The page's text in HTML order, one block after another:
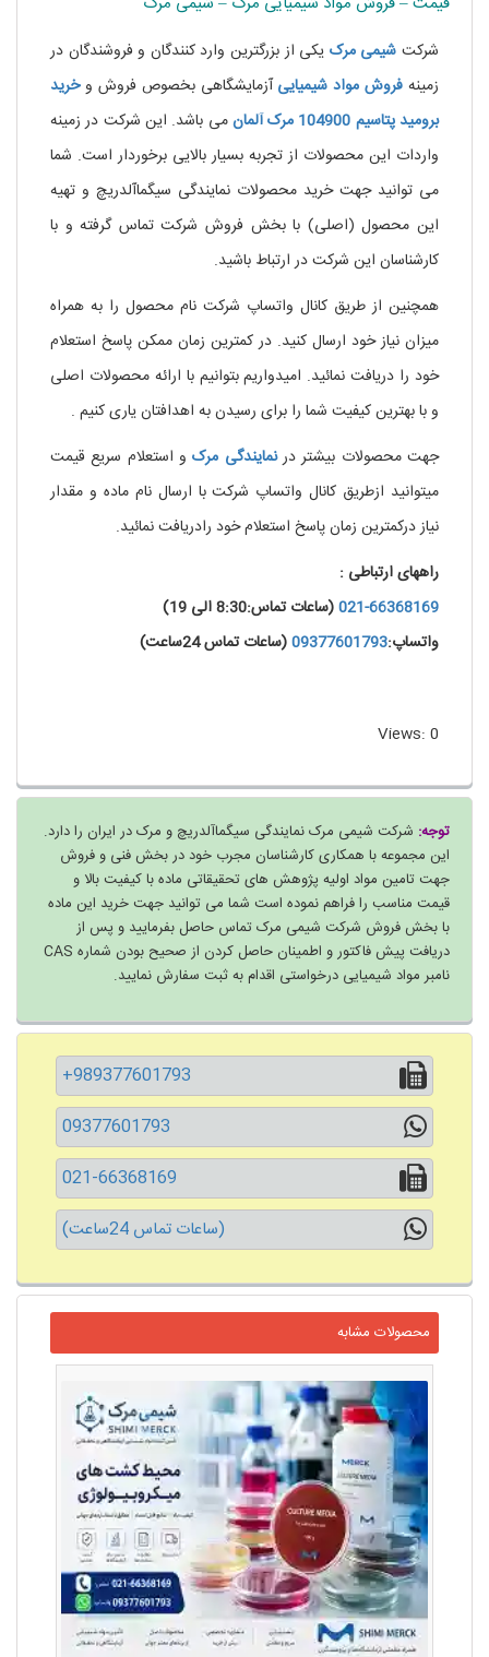
شرکت شیمی مرک یکی از بزرگترین وارد کنندگان و فروشندگان در
زمینه فروش مواد شیمیاییآزمایشگاهی بخصوص فروش وخرید
برومیدپتاسیم 104900 مرک آلمانمی باشد. این شرکت در زمینه
واردات این محصولات از تجربه بسیار بالایی برخوردار است. شما
می توانید جهت خرید محصولات نمایندگی سیگماآلدریچ و تهیه
این محصول (اصلی) با بخش فروش شرکت تماس گرفته و با
کارشناسان این شرکت در ارتباط باشید.
همچنین از طریق کانال واتساپ شرکت نام محصول را به همراه
میزان نیاز خود ارسال کنید. در کمترین زمان ممکن پاسخ استعلام
خود را دریافت نمائید. امیدواریم بتوانیم با ارائه محصولات اصلی
و با بهترین کیفیت شما را برای رسیدن به اهدافتان یاری کنیم .
جهت محصولات بیشتر درنمایندگی مرکو استعلام سریع قیمت
میتوانید ازطریق کانال واتساپ شرکت با ارسال نام ماده و مقدار
نیاز درکمترین زمان پاسخ استعلام خود رادریافت نمائید.
راههای ارتباطی :
021-66368169(ساعات تماس:8:30 الی 19)
واتساپ:09377601793(ساعات تماس 24ساعت)
Views: 0
توجه: شرکت شیمی مرک نمایندگی سیگماآلدریچ و مرک در ایران را دارد.
این مجموعه با همکاری کارشناسان مجرب خود در بخش فنی و فروش
جهت تامین مواد اولیه پژوهش های تحقیقاتی ماده با کیفیت بالا و
قیمت مناسب را فراهم نموده است شما می توانید جهت خرید این ماده
با بخش فروش شرکت شیمی مرک تماس حاصل بفرمایید و پس از
دریافت پیش فاکتور و اطمینان حاصل کردن از صحیح بودن شماره CAS
نامبر مواد شیمیایی درخواستی اقدام به ثبت سفارش نمایید.
+989377601793
09377601793
021-66368169
(ساعات تماس 24ساعت)
محصولات مشابه